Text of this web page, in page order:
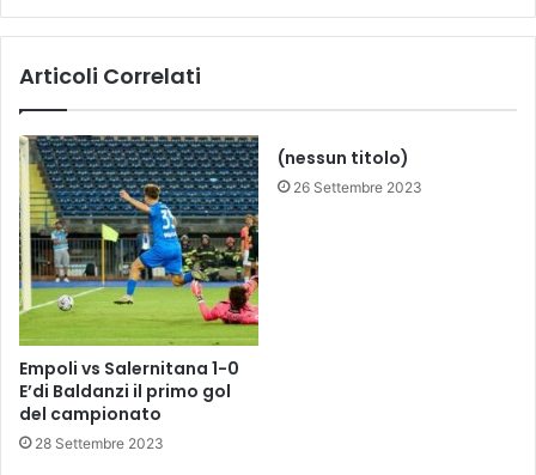
h
g
d
n
o
l
a
f
o
r
m
a
z
i
a
t
u
r
a
,
t
t
i
p
Articoli Correlati
Empoli vs Salernitana 1-0
E’di Baldanzi il primo gol
del campionato
28 Settembre 2023
(nessun titolo)
26 Settembre 2023